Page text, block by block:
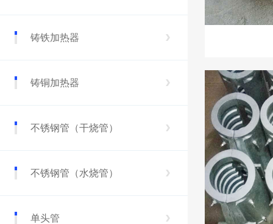
铸铁加热器
铸铜加热器
不锈钢管（干烧管）
不锈钢管（水烧管）
单头管